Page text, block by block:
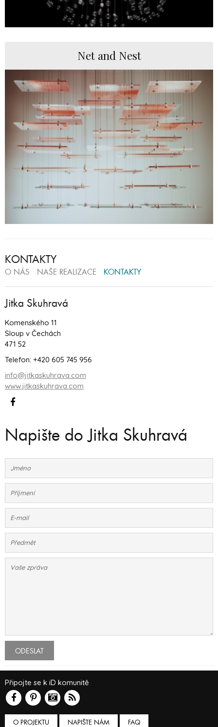
Net and Nest
KONTAKTY
O NÁS NAŠE REALIZACE KONTAKTY
Jitka Skuhravá
Komenského 11
Sloup v Čechách
471 52
Telefon: +420 605 745 956
info@jitkaskuhrava.com
www.jitkaskuhrava.com
Napište do Jitka Skuhravá
ODESLAT
O PROJEKTU NAPIŠTE NÁM
Připojte se k iD komunitě
FAQ